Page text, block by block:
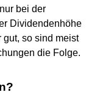
bei der
Dividendenhöhe
so sind meist
die Folge.